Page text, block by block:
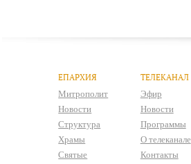
ЕПАРХИЯ
Митрополит
Новости
Структура
Храмы
Святые
ТЕЛЕКАНАЛ
Эфир
Новости
Программы
О телеканале
Контакты